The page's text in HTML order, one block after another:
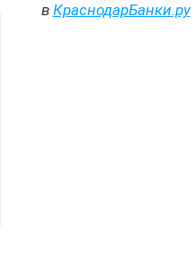
в КраснодарБанки.ру